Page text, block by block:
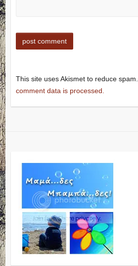
This site uses Akismet to reduce spam.
comment data is processed.